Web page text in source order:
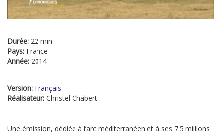
Durée: 22 min
Pays: France
Année: 2014
Version: Français
Réalisateur: Christel Chabert
Une émission, dédiée à l’arc méditerranéen et à ses 7.5 millions